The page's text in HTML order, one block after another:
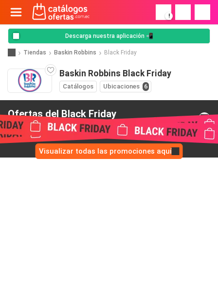
!
Descarga nuestra aplicación 📲
Tiendas Baskin Robbins Black Friday
Baskin Robbins Black Friday
Catálogos Ubicaciones 6
Ofertas del Black Friday
de Baskin Robbins
Visualizar todas las promociones aquí